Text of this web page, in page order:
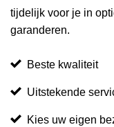
tijdelijk voor je in
garanderen.
Beste kwaliteit
Uitstekende
Kies uw eigen